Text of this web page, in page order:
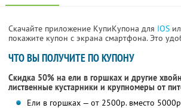
Скачайте приложение КупиКупона для IOS
покажите купон с экрана смартфона. Это
ЧТО ВЫ ПОЛУЧИТЕ ПО КУПОНУ
Скидка 50% на ели в горшках и другие
лиственные кустарники и крупномеры от
Ели в горшках — от 2500р. вместо